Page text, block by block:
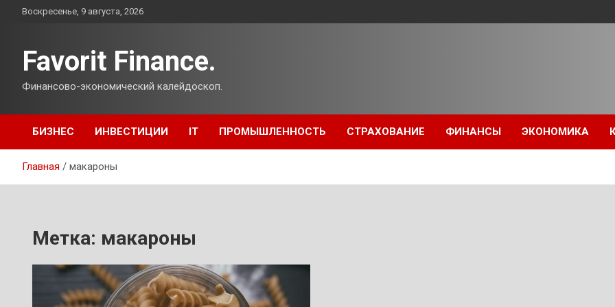
ПерейтиВоскресенье, 9 августа, 2026
Favorit Finance.
Финансово-экономический калейдоскоп.
БИЗНЕС ИНВЕСТИЦИИ IT ПРОМЫШЛЕННОСТЬ СТРАХОВАНИЕ ФИНАНСЫ ЭКОНОМИКА
Главная макароны
Метка: макароны